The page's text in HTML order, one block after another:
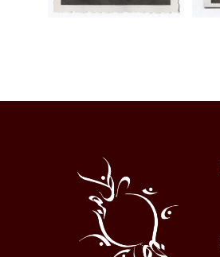
Halqa